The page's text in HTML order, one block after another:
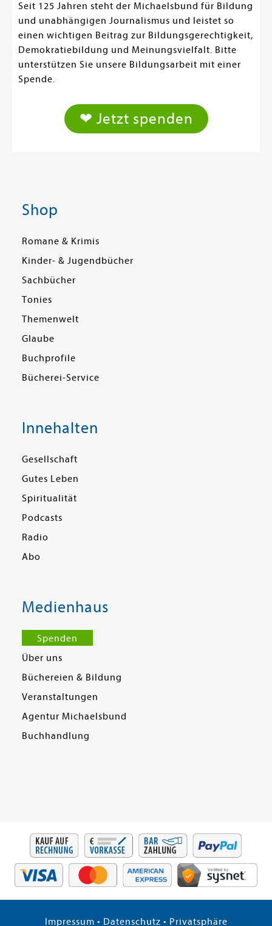
Seit 125 Jahren steht der Michaelsbund für Bildung
und unabhängigen Journalismus und leistet so
einen wichtigen Beitrag zur Bildungsgerechtigkeit,
Demokratiebildung und Meinungsvielfalt. Bitte
unterstützen Sie unsere Bildungsarbeit mit einer
Spende.
❤ Jetzt spenden
Shop
Romane & Krimis
Kinder- & Jugendbücher
Sachbücher
Tonies
Themenwelt
Glaube
Buchprofile
Bücherei-Service
Innehalten
Gesellschaft
Gutes Leben
Spiritualität
Podcasts
Radio
Abo
Medienhaus
Spenden
Über uns
Büchereien & Bildung
Veranstaltungen
Agentur Michaelsbund
Buchhandlung
Impressum • Datenschutz • Privatsphäre